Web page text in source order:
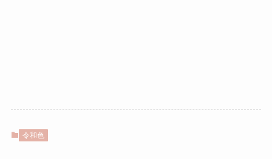
令和色